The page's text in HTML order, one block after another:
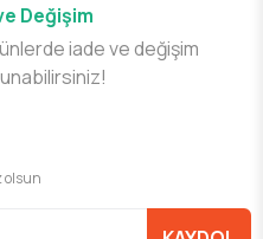
Değişim
iade ve değişim
olsun